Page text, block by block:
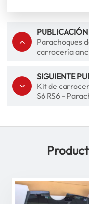
Parachoques
carrocería
SIGUIENTE
Kit de
S6 RS6 -